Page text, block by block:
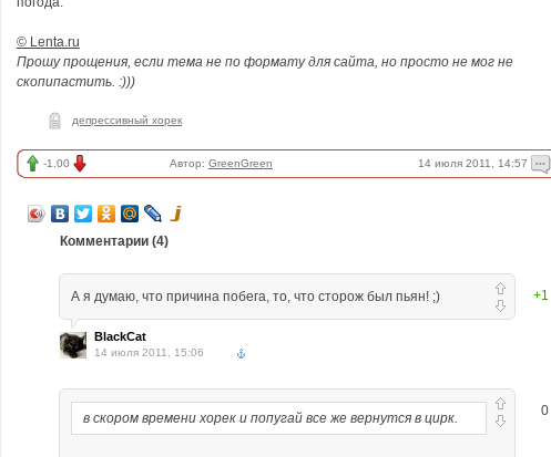
© Lenta.ru
Прошу прощения, если тема не по формату для сайта, но просто не мог не
скопипастить. :)))
депрессивный хорек
-1.00 Автор: GreenGreen 14 июля 2011, 14:57
Комментарии (4)
+1
А я думаю, что причина побега, то, что сторож был пьян! ;)
BlackCat
14 июля 2011, 15:06
0
в скором времени хорек и попугай все же вернутся в цирк.